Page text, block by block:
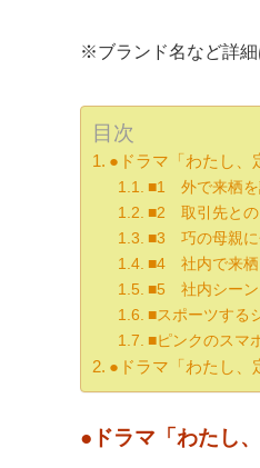
※ブランド名など詳
目次
●ドラマ「わたし、
■1 外で来栖を
■2 取引先との
■3 巧の母親に
■4 社内で来栖
■5 社内シーン
■スポーツする
■ピンクのスマ
●ドラマ「わたし
●ドラマ「わたし